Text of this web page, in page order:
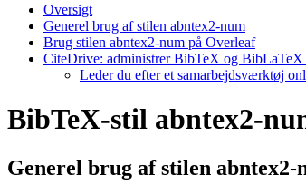
Oversigt
Generel brug af stilen abntex2-num
Brug stilen abntex2-num på Overleaf
CiteDrive: administrer BibTeX og
Leder du efter et samarbejdsværktøj
BibTeX-stil abntex2-
Generel brug af stilen abntex2-